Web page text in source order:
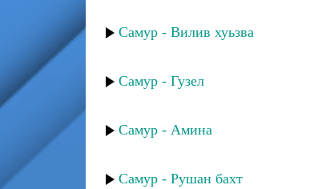
Самур - Вилив хуьзва
Самур - Гузел
Самур - Амина
Самур - Рушан бахт